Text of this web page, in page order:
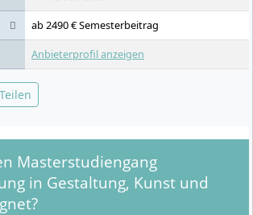
ab 2490 € Semesterbeitrag
Anbieterprofil anzeigen
Teilen
Masterstudiengang
in Gestaltung, Kunst und